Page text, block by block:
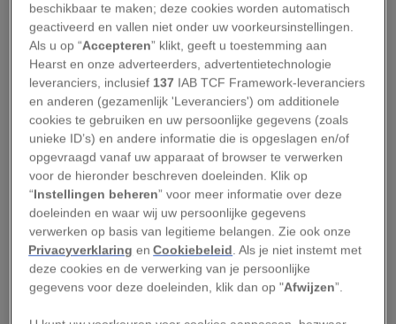
van de succesvolste blockbusters ‘aller tijden’.
Met vijf Oscars en een opbrengst van meer dan
twee miljard euro mag de film zich scharen in
het rijtje vanGone With The Wind, Star Warsen
Titanic. De romantische beelden van Salzburg
staan bij miljarden fans op het netvlies gegrift, en
de soundtrack wordt wereldwijd meegebruld in
sing-along bioscoopvoorstellingen. Het verhaal
draait om de gewezen non Maria, die door de
rijke baron Von Trapp wordt ingehuurd als
gouvernante voor zijn zeven kinderen, die geen
moeder meer hebben. Maria brengt haar gitaar
beschikbaar te maken; deze cookies worden automatisch
geactiveerd en vallen niet onder uw voorkeursinstellingen.
Als u op “Accepteren” klikt, geeft u toestemming aan
Hearst en onze adverteerders, advertentietechnologie
leveranciers, inclusief 137 IAB TCF Framework-leveranciers
en anderen (gezamenlijk 'Leveranciers') om additionele
cookies te gebruiken en uw persoonlijke gegevens (zoals
unieke ID’s) en andere informatie die is opgeslagen en/of
opgevraagd vanaf uw apparaat of browser te verwerken
voor de hieronder beschreven doeleinden. Klik op
“Instellingen beheren” voor meer informatie over deze
doeleinden en waar wij uw persoonlijke gegevens
verwerken op basis van legitieme belangen. Zie ook onze
Privacyverklaring enCookiebeleid. Als je niet instemt met
deze cookies en de verwerking van je persoonlijke
gegevens voor deze doeleinden, klik dan op "Afwijzen”.